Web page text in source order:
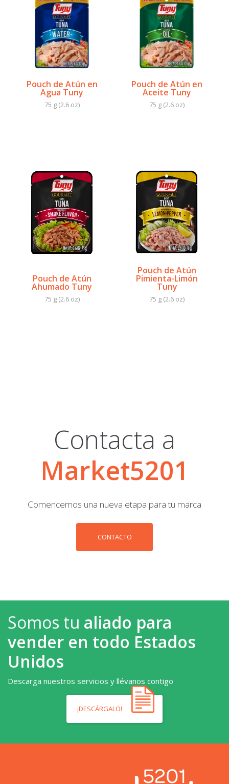
Pouch de Atún en
Agua Tuny
75 g (2.6 oz)
Pouch de Atún en
Aceite Tuny
75 g (2.6 oz)
Pouch de Atún
Ahumado Tuny
75 g (2.6 oz)
Pouch de Atún
Pimienta-Limón
Tuny
75 g (2.6 oz)
Contacta a
Market5201
Comencemos una nueva etapa para tu marca
CONTACTO
Somos tu aliado para
vender en todo Estados
Unidos
Descarga nuestros servicios y llévanos contigo
¡DESCÁRGALO!